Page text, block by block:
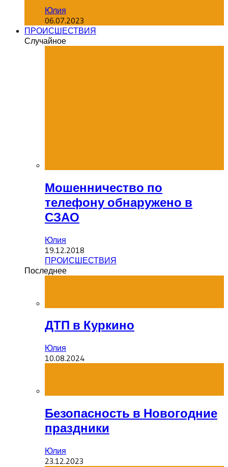
Юлия
06.07.2023
ПРОИСШЕСТВИЯ
Случайное
Мошенничество по
телефону обнаружено в
СЗАО
Юлия
19.12.2018
ПРОИСШЕСТВИЯ
Последнее
ДТП в Куркино
Юлия
10.08.2024
Безопасность в Новогодние
праздники
Юлия
23.12.2023